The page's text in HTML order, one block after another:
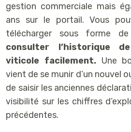
gestion commerciale mais
ans sur le portail. Vous
télécharger sous forme
consulter l’historique
viticole facilement.Une
vient de se munir d’un nouvel
de saisir les anciennes
visibilité sur les chiffres
précédentes.